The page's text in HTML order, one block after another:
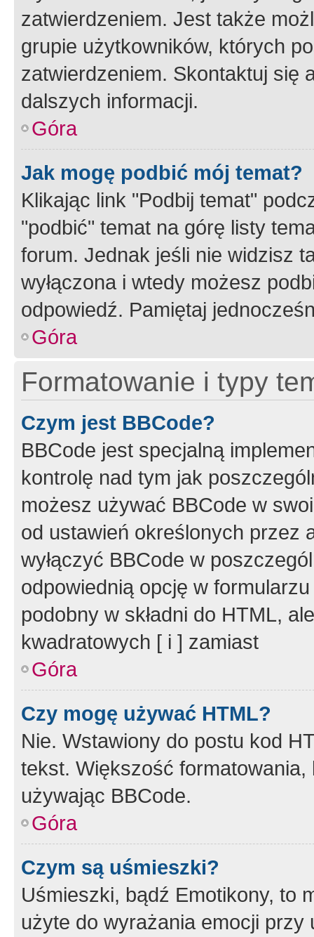
zatwierdzeniem. Jest także
grupie użytkowników, których
zatwierdzeniem. Skontaktuj się
dalszych informacji.
Góra
Jak mogę podbić mój temat?
Klikając link "Podbij temat"
"podbić" temat na górę listy
forum. Jednak jeśli nie widzisz
wyłączona i wtedy możesz
odpowiedź. Pamiętaj
Góra
Formatowanie i typy
Czym jest BBCode?
BBCode jest specjalną
kontrolę nad tym jak
możesz używać BBCode w
od ustawień określonych przez
wyłączyć BBCode w
odpowiednią opcję w
podobny w składni do HTML,
kwadratowych [ i ] zamiast
Góra
Czy mogę używać HTML?
Nie. Wstawiony do postu kod
tekst. Większość
używając BBCode.
Góra
Czym są uśmieszki?
Uśmieszki, bądź Emotikony, to
użyte do wyrażania emocji